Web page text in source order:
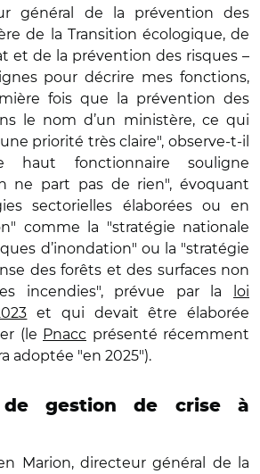
général de la prévention des
de la Transition écologique, de
et de la prévention des risques –
pour décrire mes fonctions,
fois que la prévention des
le nom d’un ministère, ce qui
priorité très claire", observe-t-il
haut fonctionnaire souligne
ne part pas de rien", évoquant
sectorielles élaborées ou en
comme la "stratégie nationale
d’inondation" ou la "stratégie
des forêts et des surfaces non
incendies", prévue par la
loi
et qui devait être élaborée
(le Pnacc présenté récemment
adoptée "en 2025").
de gestion de crise à
Marion, directeur général de la